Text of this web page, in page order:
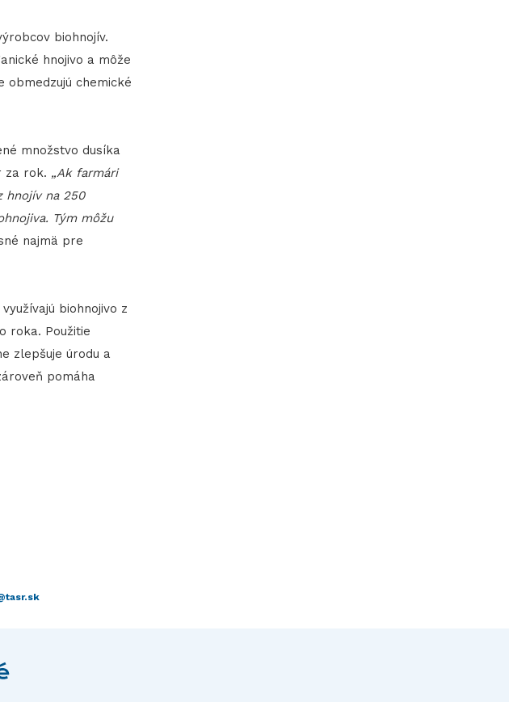
biohnojív.
hnojivo a môže
obmedzujú chemické
množstvo dusíka
za rok. „Ak farmári
hnojív na 250
Tým môžu
najmä pre
biohnojivo z
roka. Použitie
zlepšuje úrodu a
pomáha